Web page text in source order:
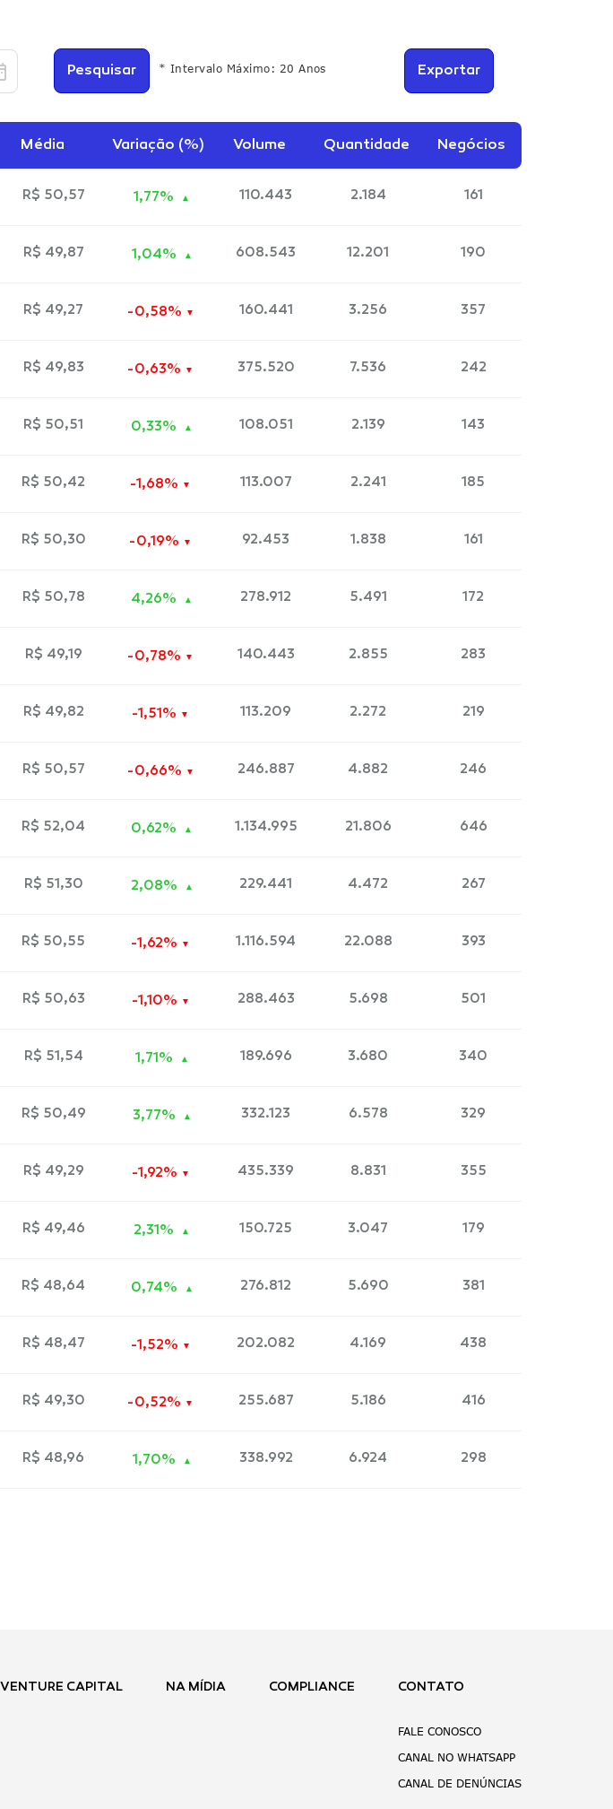
Pesquisar * Intervalo Máximo: 20 Anos Exportar
Média Variação (%) Volume Quantidade Negócios
R$ 50,57 1,77% 110.443 2.184 161
R$ 49,87 1,04% 608.543 12.201 190
R$ 49,27 -0,58% 160.441 3.256 357
R$ 49,83 -0,63% 375.520 7.536 242
R$ 50,51 0,33% 108.051 2.139 143
R$ 50,42 -1,68% 113.007 2.241 185
R$ 50,30 -0,19% 92.453 1.838 161
R$ 50,78 4,26% 278.912 5.491 172
R$ 49,19 -0,78% 140.443 2.855 283
R$ 49,82 -1,51% 113.209 2.272 219
R$ 50,57 -0,66% 246.887 4.882 246
R$ 52,04 0,62% 1.134.995 21.806 646
R$ 51,30 2,08% 229.441 4.472 267
R$ 50,55 -1,62% 1.116.594 22.088 393
R$ 50,63 -1,10% 288.463 5.698 501
R$ 51,54 1,71% 189.696 3.680 340
R$ 50,49 3,77% 332.123 6.578 329
R$ 49,29 -1,92% 435.339 8.831 355
R$ 49,46 2,31% 150.725 3.047 179
R$ 48,64 0,74% 276.812 5.690 381
R$ 48,47 -1,52% 202.082 4.169 438
R$ 49,30 -0,52% 255.687 5.186 416
R$ 48,96 1,70% 338.992 6.924 298
VENTURE CAPITAL NA MÍDIA COMPLIANCE CONTATO
FALE CONOSCO
CANAL NO WHATSAPP
CANAL DE DENÚNCIAS